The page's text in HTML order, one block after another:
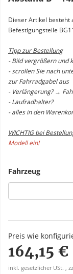
Dieser Artikel besteht
Befestigungsteile
Tipp zur Bestellung
- Bild vergrößern und
- scrollen Sie nach
zur Fahrradgabel aus
- Verlängerung? →
- Laufradhalter?
- alles in den
WICHTIG bei
Modell ein!
Fahrzeug
Preis wie
164,15 €
inkl. gesetzlicher USt. ,